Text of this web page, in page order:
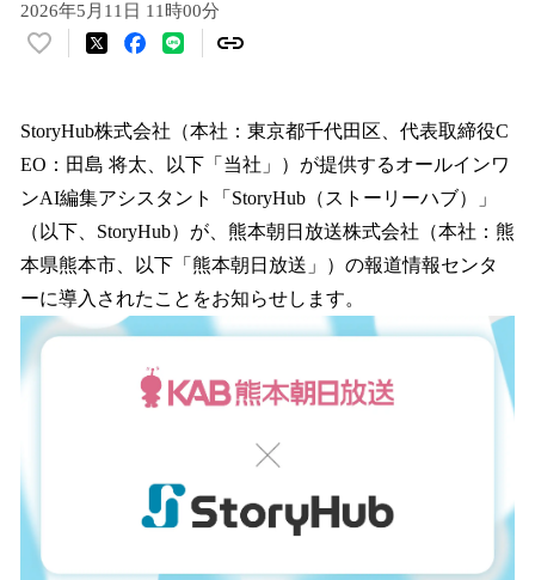
2026年5月11日 11時00分
い
！
数
読
み
込
み
中
で
す
StoryHub株式会社（本社：東京都千代田区、代表取締役C
EO：田島 将太、以下「当社」）が提供するオールインワ
ンAI編集アシスタント「StoryHub（ストーリーハブ）」
（以下、StoryHub）が、熊本朝日放送株式会社（本社：熊
本県熊本市、以下「熊本朝日放送」）の報道情報センタ
ーに導入されたことをお知らせします。